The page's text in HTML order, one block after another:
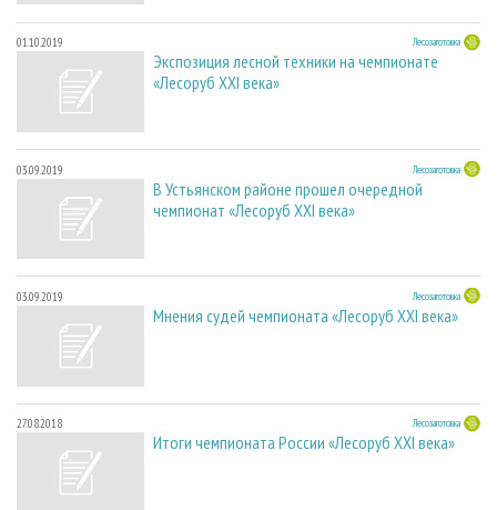
01.10.2019 Лесозаготовка
Экспозиция лесной техники на чемпионате
«Лесоруб XXI века»
03.09.2019 Лесозаготовка
В Устьянском районе прошел очередной
чемпионат «Лесоруб XXI века»
03.09.2019 Лесозаготовка
Мнения судей чемпионата «Лесоруб XXI века»
27.08.2018 Лесозаготовка
Итоги чемпионата России «Лесоруб XXI века»